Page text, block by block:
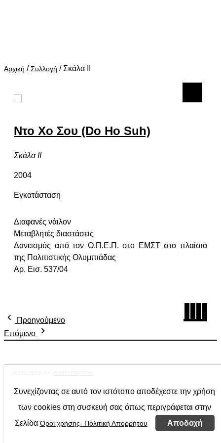
Αρχική /Συλλογή / Σκάλα ΙΙ
Ντο Χο Σου (Do Ho Suh)
Σκάλα ΙΙ
2004
Εγκατάσταση
Διαφανές νάιλον
Μεταβλητές διαστάσεις
Δανεισμός από τον Ο.Π.Ε.Π. στο ΕΜΣΤ στο πλαίσιο
της Πολιτιστικής Ολυμπιάδας
Αρ. Εισ. 537/04
Προηγούμενο
Επόμενο
Συνεχίζοντας σε αυτό τον ιστότοπο αποδέχεστε την χρήση
των cookies στη συσκευή σας όπως περιγράφεται στην
ΣελίδαΌροι χρήσης- Πολιτική Απορρήτου Αποδοχή